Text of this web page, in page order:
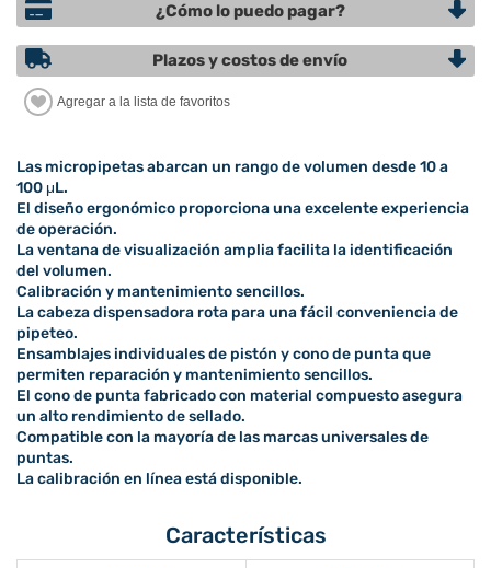
¿Cómo lo puedo pagar?
Plazos y costos de envío
Las micropipetas abarcan un rango de volumen desde 10 a
100 μL.
El diseño ergonómico proporciona una excelente experiencia
de operación.
La ventana de visualización amplia facilita la identificación
del volumen.
Calibración y mantenimiento sencillos.
La cabeza dispensadora rota para una fácil conveniencia de
pipeteo.
Ensamblajes individuales de pistón y cono de punta que
permiten reparación y mantenimiento sencillos.
El cono de punta fabricado con material compuesto asegura
un alto rendimiento de sellado.
Compatible con la mayoría de las marcas universales de
puntas.
La calibración en línea está disponible.
Características